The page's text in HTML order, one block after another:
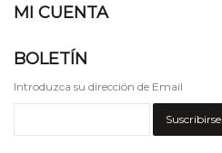
MI CUENTA
BOLETÍN
Introduzca su dirección de Email
Suscribirse